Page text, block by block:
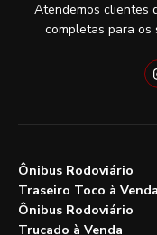
Atendemos clientes
completas para os
Ônibus Rodoviário
Traseiro Toco à Venda
Ônibus Rodoviário
Trucado à Venda